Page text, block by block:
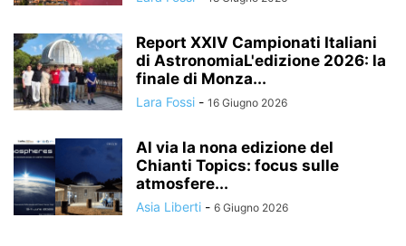
Report XXIV Campionati Italiani
di AstronomiaL'edizione 2026: la
finale di Monza...
Lara Fossi - 16 Giugno 2026
Al via la nona edizione del
Chianti Topics: focus sulle
atmosfere...
Asia Liberti - 6 Giugno 2026